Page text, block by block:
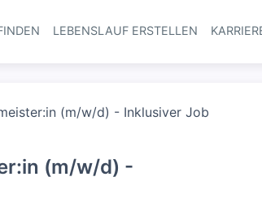
Haupt-
LEBENSLAUF ERSTELLEN
(m/w/d) - Inklusiver Job
(m/w/d) -